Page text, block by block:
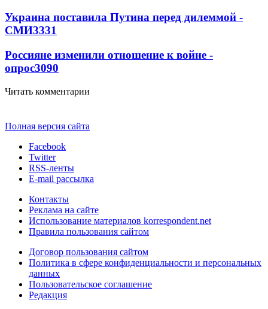
Украина поставила Путина перед дилеммой -
СМИ3331
Россияне изменили отношение к войне -
опрос3090
Читать комментарии
Полная версия сайта
Facebook
Twitter
RSS-ленты
E-mail рассылка
Контакты
Реклама на сайте
Использование материалов korrespondent.net
Правила пользования сайтом
Договор пользования сайтом
Политика в сфере конфиденциальности и персональных
данных
Пользовательское соглашение
Редакция